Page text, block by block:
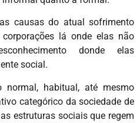
causas do atual sofrimento
lá onde elas não
donde elas
social.
normal, habitual, até mesmo
categórico da sociedade de
estruturas sociais que regem